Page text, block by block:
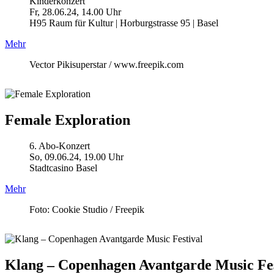
Fr, 28.06.24, 14.00 Uhr
H95 Raum für Kultur | Horburgstrasse 95 | Basel
Mehr
Vector Pikisuperstar / www.freepik.com
Female Exploration
6. Abo-Konzert
So, 09.06.24, 19.00 Uhr
Stadtcasino Basel
Mehr
Foto: Cookie Studio / Freepik
Klang – Copenhagen Avantgarde Music